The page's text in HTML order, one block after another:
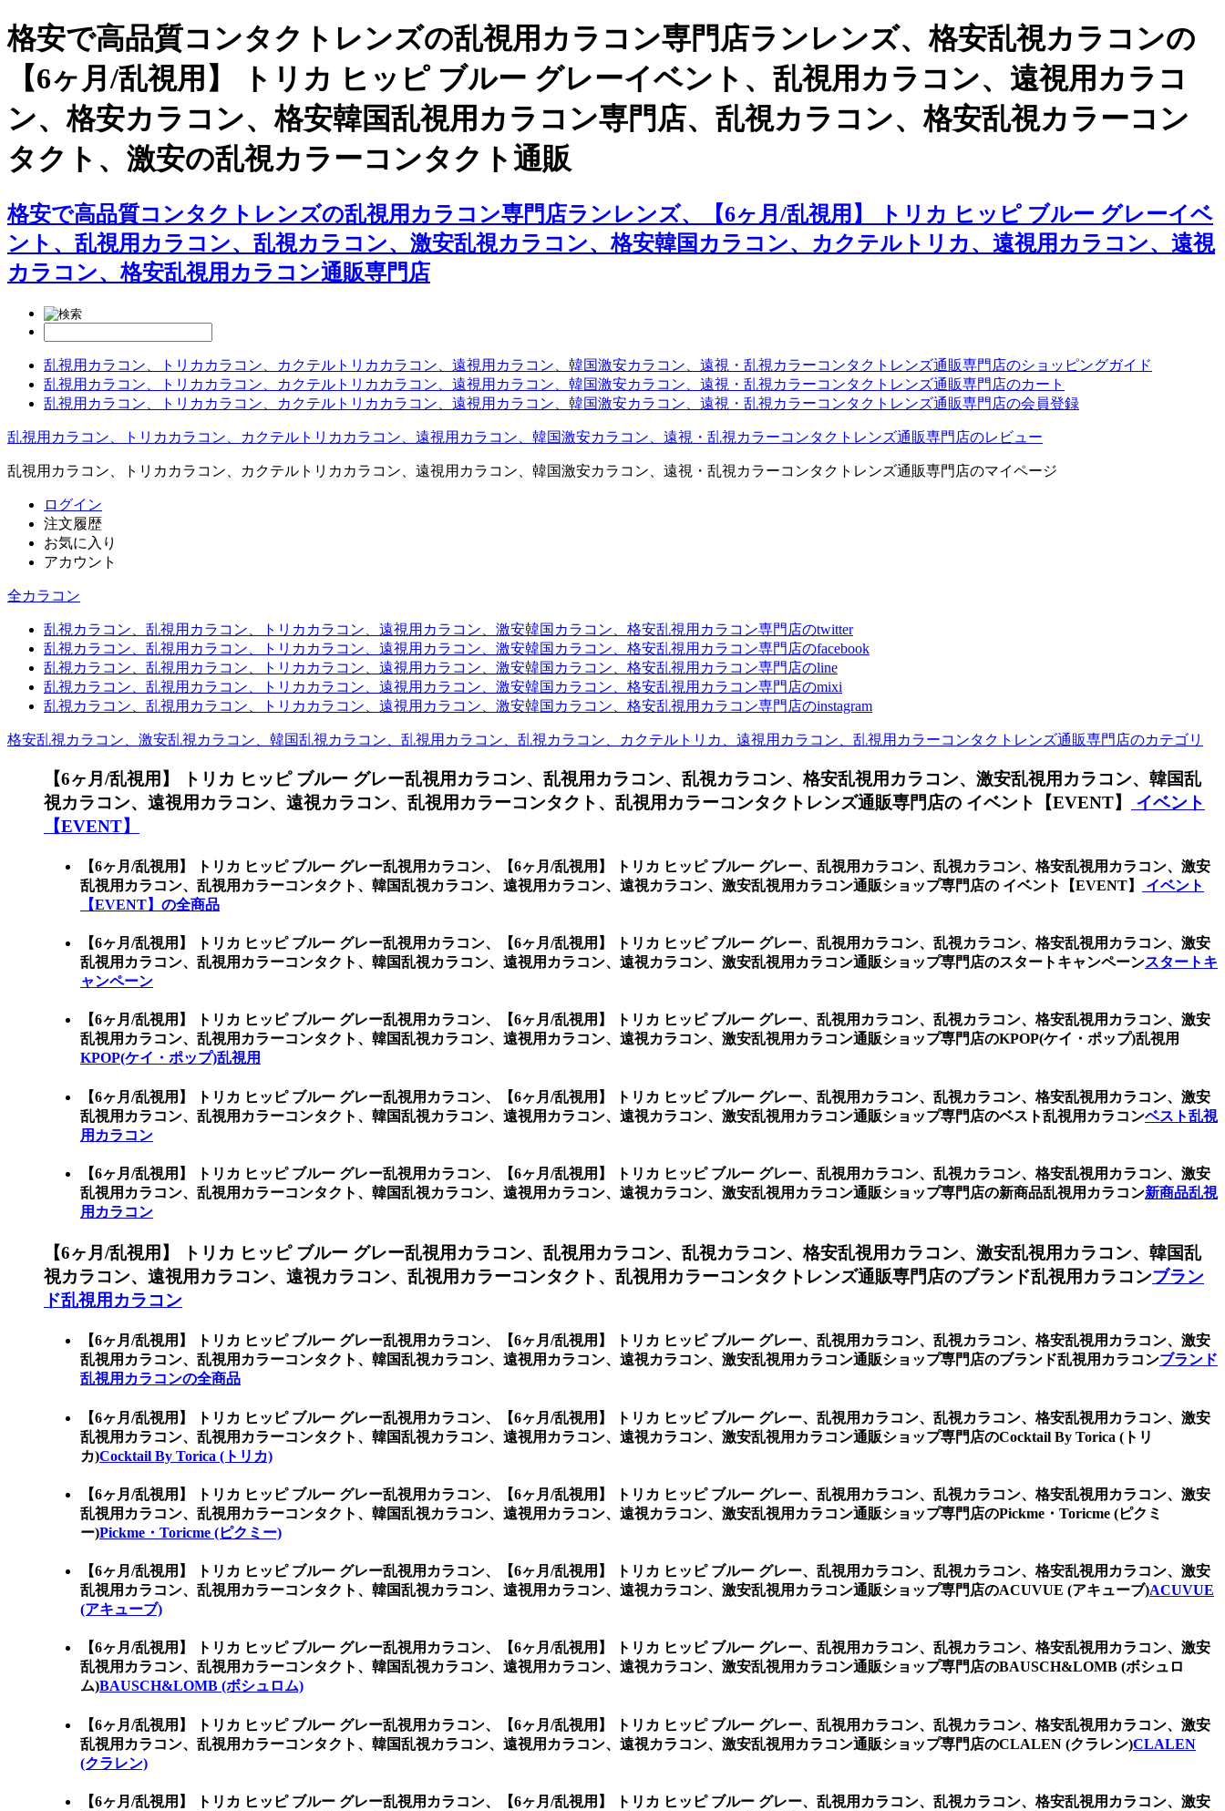
格安で高品質コンタクトレンズの乱視用カラコン専門店ランレンズ、格安乱視カラコンの
【6ヶ月/乱視用】 トリカ ヒッピ ブルー グレーイベント、乱視用カラコン、遠視用カラコ
ン、格安カラコン、格安韓国乱視用カラコン専門店、乱視カラコン、格安乱視カラーコン
タクト、激安の乱視カラーコンタクト通販
格安で高品質コンタクトレンズの乱視用カラコン専門店ランレンズ、【6ヶ月/乱視用】 トリカ ヒッピ ブルー グレーイベ
ント、乱視用カラコン、乱視カラコン、激安乱視カラコン、格安韓国カラコン、カクテルトリカ、遠視用カラコン、遠視
カラコン、格安乱視用カラコン通販専門店
乱視用カラコン、トリカカラコン、カクテルトリカカラコン、遠視用カラコン、韓国激安カラコン、遠視・乱視カラーコンタクトレンズ通販専門店のショッピングガイド
乱視用カラコン、トリカカラコン、カクテルトリカカラコン、遠視用カラコン、韓国激安カラコン、遠視・乱視カラーコンタクトレンズ通販専門店のカート
乱視用カラコン、トリカカラコン、カクテルトリカカラコン、遠視用カラコン、韓国激安カラコン、遠視・乱視カラーコンタクトレンズ通販専門店の会員登録
乱視用カラコン、トリカカラコン、カクテルトリカカラコン、遠視用カラコン、韓国激安カラコン、遠視・乱視カラーコンタクトレンズ通販専門店のレビュー
乱視用カラコン、トリカカラコン、カクテルトリカカラコン、遠視用カラコン、韓国激安カラコン、遠視・乱視カラーコンタクトレンズ通販専門店のマイページ
ログイン
注文履歴
お気に入り
アカウント
全カラコン
乱視カラコン、乱視用カラコン、トリカカラコン、遠視用カラコン、激安韓国カラコン、格安乱視用カラコン専門店のtwitter
乱視カラコン、乱視用カラコン、トリカカラコン、遠視用カラコン、激安韓国カラコン、格安乱視用カラコン専門店のfacebook
乱視カラコン、乱視用カラコン、トリカカラコン、遠視用カラコン、激安韓国カラコン、格安乱視用カラコン専門店のline
乱視カラコン、乱視用カラコン、トリカカラコン、遠視用カラコン、激安韓国カラコン、格安乱視用カラコン専門店のmixi
乱視カラコン、乱視用カラコン、トリカカラコン、遠視用カラコン、激安韓国カラコン、格安乱視用カラコン専門店のinstagram
格安乱視カラコン、激安乱視カラコン、韓国乱視カラコン、乱視用カラコン、乱視カラコン、カクテルトリカ、遠視用カラコン、乱視用カラーコンタクトレンズ通販専門店のカテゴリ
【6ヶ月/乱視用】 トリカ ヒッピ ブルー グレー乱視用カラコン、 乱視用カラコン、乱視カラコン、格安乱視用カラコン、激安乱視用カラコン、韓国乱
視カラコン、遠視用カラコン、遠視カラコン、乱視用カラーコンタクト、乱視用カラーコンタクトレンズ通販専門店の イベント【EVENT】
イベント
【EVENT】
【6ヶ月/乱視用】 トリカ ヒッピ ブルー グレー乱視用カラコン、
【6ヶ月/乱視用】 トリカ ヒッピ ブルー グレー、乱視用カラコン、乱視カラコン、格安乱視用カラコン、激安
乱視用カラコン、乱視用カラーコンタクト、韓国乱視カラコン、遠視用カラコン、遠視カラコン、激安乱視用カラコン通販ショップ専門店の イベント【EVENT】
イベント
【EVENT】の全商品
【6ヶ月/乱視用】 トリカ ヒッピ ブルー グレー乱視用カラコン、
【6ヶ月/乱視用】 トリカ ヒッピ ブルー グレー、乱視用カラコン、乱視カラコン、格安乱視用カラコン、激安
乱視用カラコン、乱視用カラーコンタクト、韓国乱視カラコン、遠視用カラコン、遠視カラコン、激安乱視用カラコン通販ショップ専門店のスタートキャンペーンスタートキ
ャンペーン
【6ヶ月/乱視用】 トリカ ヒッピ ブルー グレー乱視用カラコン、
【6ヶ月/乱視用】 トリカ ヒッピ ブルー グレー、乱視用カラコン、乱視カラコン、格安乱視用カラコン、激安
乱視用カラコン、乱視用カラーコンタクト、韓国乱視カラコン、遠視用カラコン、遠視カラコン、激安乱視用カラコン通販ショップ専門店のKPOP(ケイ・ポップ)乱視用
KPOP(ケイ・ポップ)乱視用
【6ヶ月/乱視用】 トリカ ヒッピ ブルー グレー乱視用カラコン、
【6ヶ月/乱視用】 トリカ ヒッピ ブルー グレー、乱視用カラコン、乱視カラコン、格安乱視用カラコン、激安
乱視用カラコン、乱視用カラーコンタクト、韓国乱視カラコン、遠視用カラコン、遠視カラコン、激安乱視用カラコン通販ショップ専門店のベスト乱視用カラコンベスト乱視
用カラコン
【6ヶ月/乱視用】 トリカ ヒッピ ブルー グレー乱視用カラコン、
【6ヶ月/乱視用】 トリカ ヒッピ ブルー グレー、乱視用カラコン、乱視カラコン、格安乱視用カラコン、激安
乱視用カラコン、乱視用カラーコンタクト、韓国乱視カラコン、遠視用カラコン、遠視カラコン、激安乱視用カラコン通販ショップ専門店の新商品乱視用カラコン新商品乱視
用カラコン
【6ヶ月/乱視用】 トリカ ヒッピ ブルー グレー乱視用カラコン、 乱視用カラコン、乱視カラコン、格安乱視用カラコン、激安乱視用カラコン、韓国乱
視カラコン、遠視用カラコン、遠視カラコン、乱視用カラーコンタクト、乱視用カラーコンタクトレンズ通販専門店のブランド乱視用カラコンブラン
ド乱視用カラコン
【6ヶ月/乱視用】 トリカ ヒッピ ブルー グレー乱視用カラコン、
【6ヶ月/乱視用】 トリカ ヒッピ ブルー グレー、乱視用カラコン、乱視カラコン、格安乱視用カラコン、激安
乱視用カラコン、乱視用カラーコンタクト、韓国乱視カラコン、遠視用カラコン、遠視カラコン、激安乱視用カラコン通販ショップ専門店のブランド乱視用カラコンブランド
乱視用カラコンの全商品
【6ヶ月/乱視用】 トリカ ヒッピ ブルー グレー乱視用カラコン、
【6ヶ月/乱視用】 トリカ ヒッピ ブルー グレー、乱視用カラコン、乱視カラコン、格安乱視用カラコン、激安
乱視用カラコン、乱視用カラーコンタクト、韓国乱視カラコン、遠視用カラコン、遠視カラコン、激安乱視用カラコン通販ショップ専門店のCocktail By Torica (トリ
カ)Cocktail By Torica (トリカ)
【6ヶ月/乱視用】 トリカ ヒッピ ブルー グレー乱視用カラコン、
【6ヶ月/乱視用】 トリカ ヒッピ ブルー グレー、乱視用カラコン、乱視カラコン、格安乱視用カラコン、激安
乱視用カラコン、乱視用カラーコンタクト、韓国乱視カラコン、遠視用カラコン、遠視カラコン、激安乱視用カラコン通販ショップ専門店のPickme・Toricme (ピクミ
ー)Pickme・Toricme (ピクミー)
【6ヶ月/乱視用】 トリカ ヒッピ ブルー グレー乱視用カラコン、
【6ヶ月/乱視用】 トリカ ヒッピ ブルー グレー、乱視用カラコン、乱視カラコン、格安乱視用カラコン、激安
乱視用カラコン、乱視用カラーコンタクト、韓国乱視カラコン、遠視用カラコン、遠視カラコン、激安乱視用カラコン通販ショップ専門店のACUVUE (アキューブ)ACUVUE
(アキューブ)
【6ヶ月/乱視用】 トリカ ヒッピ ブルー グレー乱視用カラコン、
【6ヶ月/乱視用】 トリカ ヒッピ ブルー グレー、乱視用カラコン、乱視カラコン、格安乱視用カラコン、激安
乱視用カラコン、乱視用カラーコンタクト、韓国乱視カラコン、遠視用カラコン、遠視カラコン、激安乱視用カラコン通販ショップ専門店のBAUSCH&LOMB (ボシュロ
ム)BAUSCH&LOMB (ボシュロム)
【6ヶ月/乱視用】 トリカ ヒッピ ブルー グレー乱視用カラコン、
【6ヶ月/乱視用】 トリカ ヒッピ ブルー グレー、乱視用カラコン、乱視カラコン、格安乱視用カラコン、激安
乱視用カラコン、乱視用カラーコンタクト、韓国乱視カラコン、遠視用カラコン、遠視カラコン、激安乱視用カラコン通販ショップ専門店のCLALEN (クラレン)CLALEN
(クラレン)
【6ヶ月/乱視用】 トリカ ヒッピ ブルー グレー乱視用カラコン、
【6ヶ月/乱視用】 トリカ ヒッピ ブルー グレー、乱視用カラコン、乱視カラコン、格安乱視用カラコン、激安